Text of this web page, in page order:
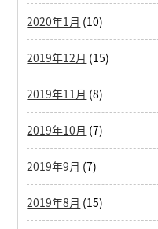
2020年1月 (10)
2019年12月 (15)
2019年11月 (8)
2019年10月 (7)
2019年9月 (7)
2019年8月 (15)